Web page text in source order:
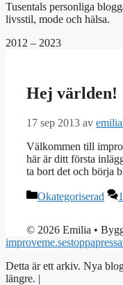
Tusentals personliga
livsstil, mode och hälsa.
2012 – 2023
Hej världen!
17 sep 2013 av
Välkommen till
här är ditt första
ta bort det och börja
Kategorier
Okategoriserad
© 2026 Emilia •
improveme.se
Detta är ett arkiv. Nya
längre. |